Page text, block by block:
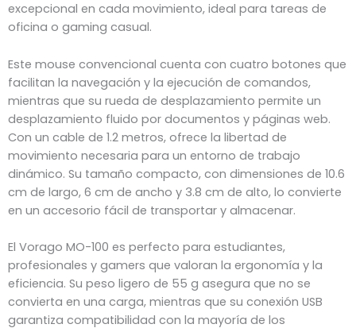
excepcional en cada movimiento, ideal para tareas de
oficina o gaming casual.
Este mouse convencional cuenta con cuatro botones que
facilitan la navegación y la ejecución de comandos,
mientras que su rueda de desplazamiento permite un
desplazamiento fluido por documentos y páginas web.
Con un cable de 1.2 metros, ofrece la libertad de
movimiento necesaria para un entorno de trabajo
dinámico. Su tamaño compacto, con dimensiones de 10.6
cm de largo, 6 cm de ancho y 3.8 cm de alto, lo convierte
en un accesorio fácil de transportar y almacenar.
El Vorago MO-100 es perfecto para estudiantes,
profesionales y gamers que valoran la ergonomía y la
eficiencia. Su peso ligero de 55 g asegura que no se
convierta en una carga, mientras que su conexión USB
garantiza compatibilidad con la mayoría de los